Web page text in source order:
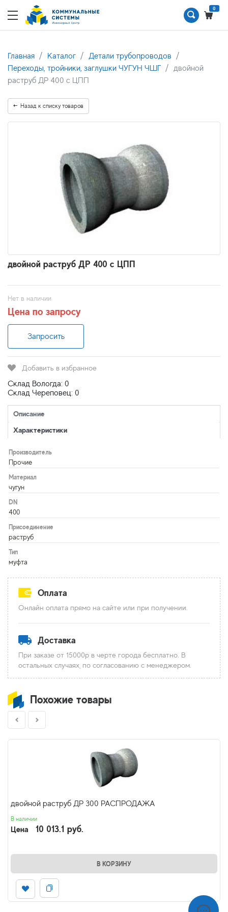
0
Главная Каталог
Детали трубопроводов
Переходы, тройники, заглушки ЧУГУН ЧШГ
двойной
раструб ДР 400 с ЦПП
Назад к списку товаров
двойной раструб ДР 400 с ЦПП
Нет в наличии
Цена по запросу
Запросить
Добавить в избранное
Склад Вологда: 0
Склад Череповец: 0
Описание
Характеристики
Производитель
Прочие
Материал
чугун
DN
400
Присоединение
раструб
Тип
муфта
Оплата
Онлайн оплата прямо на сайте или при получении.
Доставка
При заказе от 15000р в черте города бесплатно. В
остальных случаях, по согласованию с менеджером.
Похожие товары
двойной раструб ДР 300 РАСПРОДАЖА
В наличии
Цена 10 013.1 руб.
В КОРЗИНУ